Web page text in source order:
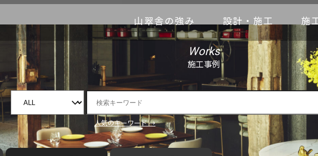
山翠舎の強み 設計・施工 施
Works
施工事例
人気のキーワード →